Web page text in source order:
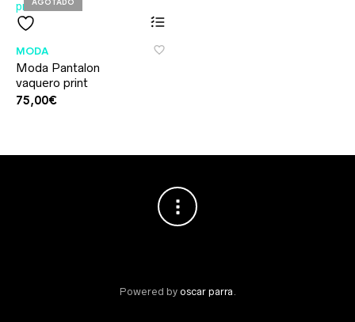
AGOTADO
en
de
producto
MODA
Moda Pantalon
vaquero print
75,00€
Powered by oscar parra .